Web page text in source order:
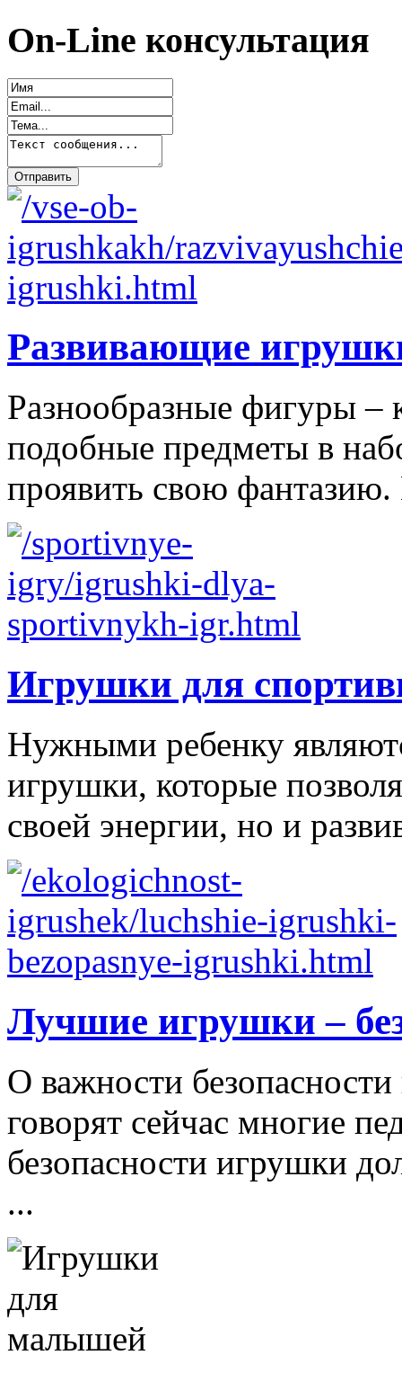
On-Line консультация
Развивающие
Разнообразные фигуры –
подобные предметы в
проявить свою
Игрушки для
Нужными ребенку
игрушки, которые
своей энергии, но и
Лучшие игрушки –
О важности
говорят сейчас многие
безопасности игрушки
...